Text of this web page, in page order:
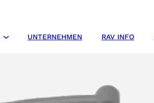
UNTERNEHMEN RAV INFO